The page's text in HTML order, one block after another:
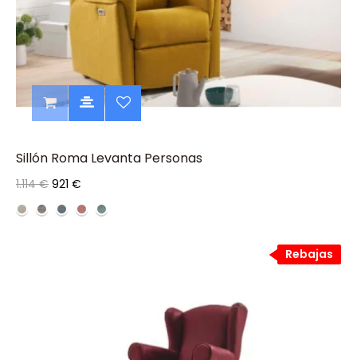
Sillón Roma Levanta Personas
1.114 € 921 €
Rebajas
Rebajas